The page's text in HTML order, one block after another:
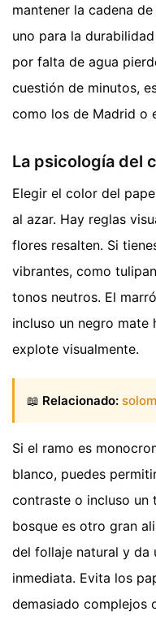
mantener la cadena
uno para la
por falta de agua
cuestión de minutos,
como los de Madrid o
La psicología del
Elegir el color del
al azar. Hay reglas
flores resalten. Si
vibrantes, como
tonos neutros. El
incluso un negro
explote visualmente.
📖 Relacionado:
Si el ramo es
blanco, puedes
contraste o incluso un
bosque es otro gran
del follaje natural y da
inmediata. Evita los
demasiado complejos